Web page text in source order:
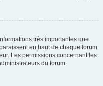
très importantes que
en haut de chaque forum
Les permissions concernant les
du forum.